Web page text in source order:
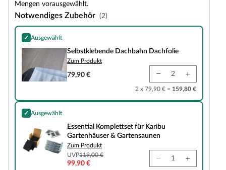
Mengen vorausgewählt.
Notwendiges Zubehör (2)
✓ Ausgewählt
Selbstklebende Dachbahn Dachfolie
Selbstklebende Dachbahn Dachfolie
Zum Produkt
79,90 €
2 x 79,90 € = 159,80 €
✓ Ausgewählt
Essential Komplettset für Karibu Gartenhäuser & Gartensaunen
Essential Komplettset für Karibu
Gartenhäuser & Gartensaunen
Zum Produkt
UVP119,00 €
99,90 €